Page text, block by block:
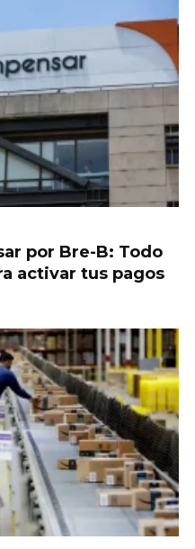
por Bre-B: Todo
activar tus pagos